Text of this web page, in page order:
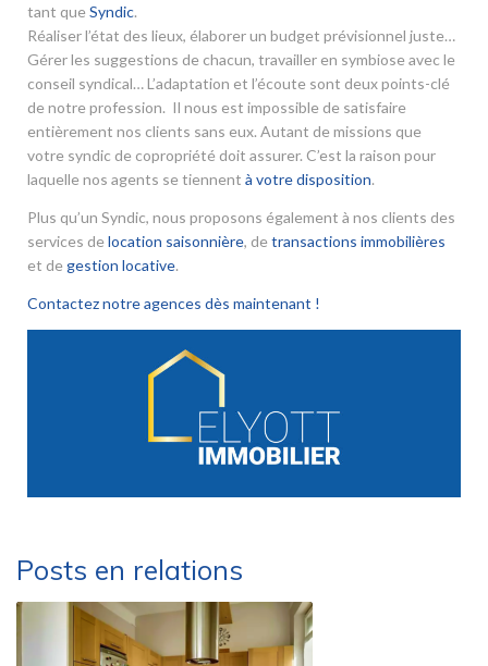
tant que Syndic.
Réaliser l’état des lieux, élaborer un budget prévisionnel juste…
Gérer les suggestions de chacun, travailler en symbiose avec le
conseil syndical… L’adaptation et l’écoute sont deux points-clé
de notre profession. Il nous est impossible de satisfaire
entièrement nos clients sans eux. Autant de missions que
votre syndic de copropriété doit assurer. C’est la raison pour
laquelle nos agents se tiennent à votre disposition.
Plus qu’un Syndic, nous proposons également à nos clients des
services de location saisonnière, de transactions immobilières
et de gestion locative.
Contactez notre agences dès maintenant !
Posts en relations